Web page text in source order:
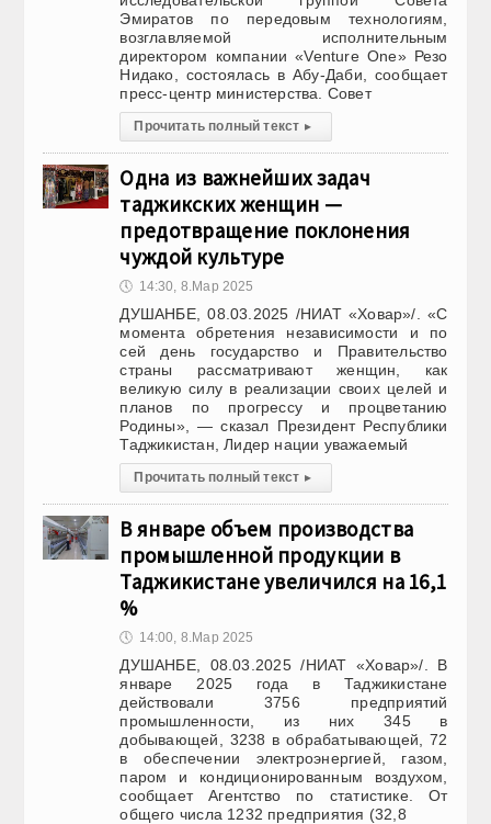
Эмиратов по передовым технологиям,
возглавляемой исполнительным
директором компании «Venture One» Резо
Нидако, состоялась в Абу-Даби, сообщает
пресс-центр министерства. Совет
Прочитать полный текст ▸
Одна из важнейших задач
таджикских женщин —
предотвращение поклонения
чуждой культуре
🕔 14:30, 8.Мар 2025
ДУШАНБЕ, 08.03.2025 /НИАТ «Ховар»/. «С
момента обретения независимости и по
сей день государство и Правительство
страны рассматривают женщин, как
великую силу в реализации своих целей и
планов по прогрессу и процветанию
Родины», — сказал Президент Республики
Таджикистан, Лидер нации уважаемый
Прочитать полный текст ▸
В январе объем производства
промышленной продукции в
Таджикистане увеличился на 16,1
%
🕔 14:00, 8.Мар 2025
ДУШАНБЕ, 08.03.2025 /НИАТ «Ховар»/. В
январе 2025 года в Таджикистане
действовали 3756 предприятий
промышленности, из них 345 в
добывающей, 3238 в обрабатывающей, 72
в обеспечении электроэнергией, газом,
паром и кондиционированным воздухом,
сообщает Агентство по статистике. От
общего числа 1232 предприятия (32,8